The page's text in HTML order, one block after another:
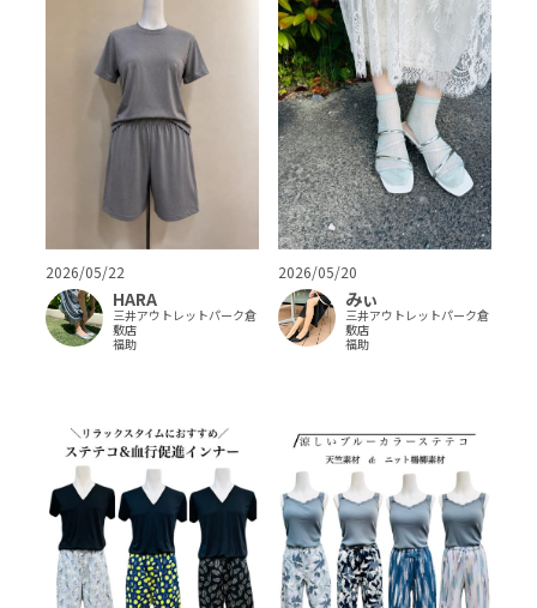
2026/05/22
HARA
三井アウトレットパーク倉
敷店
福助
2026/05/20
みぃ
三井アウトレットパーク倉
敷店
福助